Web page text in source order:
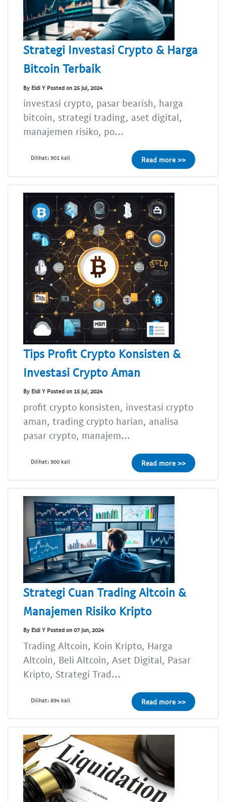
Strategi Investasi Crypto & Harga
Bitcoin Terbaik
By Eldi Y Posted on 25 Jul, 2024
investasi crypto, pasar bearish, harga
bitcoin, strategi trading, aset digital,
manajemen risiko, po...
Dilihat: 901 kali Read more >>
Tips Profit Crypto Konsisten &
Investasi Crypto Aman
By Eldi Y Posted on 15 Jul, 2024
profit crypto konsisten, investasi crypto
aman, trading crypto harian, analisa
pasar crypto, manajem...
Dilihat: 900 kali Read more >>
Strategi Cuan Trading Altcoin &
Manajemen Risiko Kripto
By Eldi Y Posted on 07 Jun, 2024
Trading Altcoin, Koin Kripto, Harga
Altcoin, Beli Altcoin, Aset Digital, Pasar
Kripto, Strategi Trad...
Dilihat: 894 kali Read more >>